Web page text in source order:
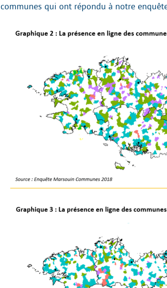
communes qui ont répondu à notre